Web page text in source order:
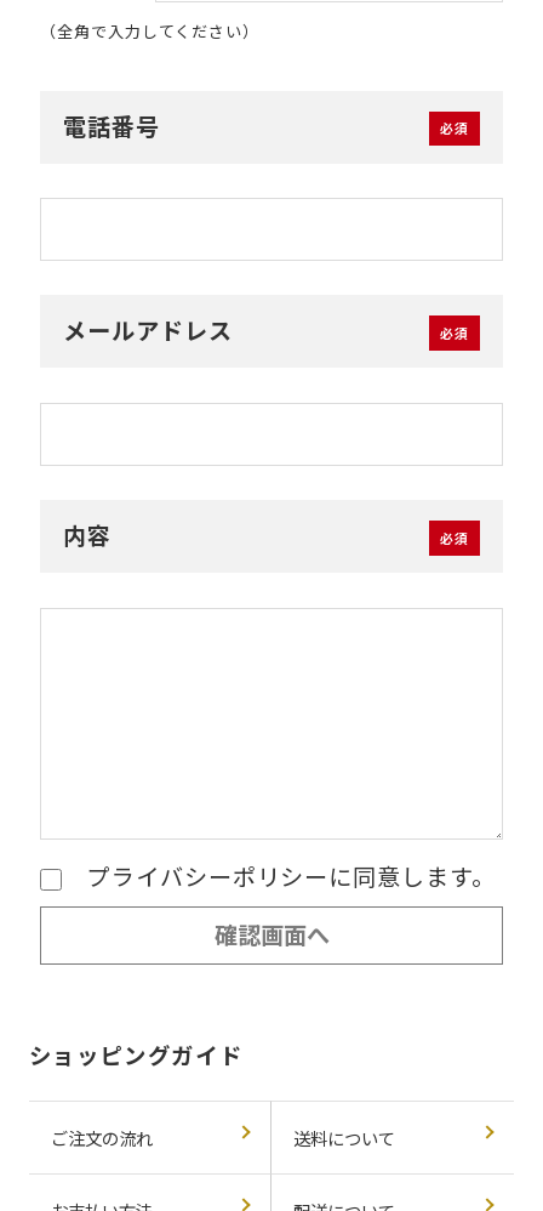
（全角で入力してください）
電話番号
メールアドレス
内容
プライバシーポリシーに同意します。
ショッピングガイド
ご注文の流れ 送料について